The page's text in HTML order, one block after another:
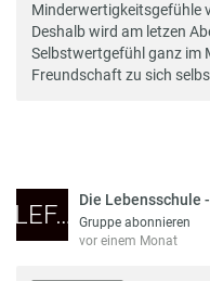
Minderwertigkeitsgefühle
Deshalb wird am letzen
Selbstwertgefühl ganz im
Freundschaft zu sich
LEF… Die Lebensschule
Gruppe abonnieren
vor einem Monat